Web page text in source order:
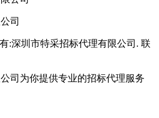
司
:深圳市特采招标代理有限公司. 联
司为你提供专业的招标代理服务